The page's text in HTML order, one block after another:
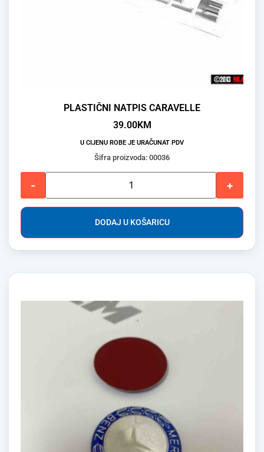
PLASTIČNI NATPIS CARAVELLE
39.00KM
U CIJENU ROBE JE URAČUNAT PDV
Šifra proizvoda: 00036
- +
DODAJ U KOŠARICU